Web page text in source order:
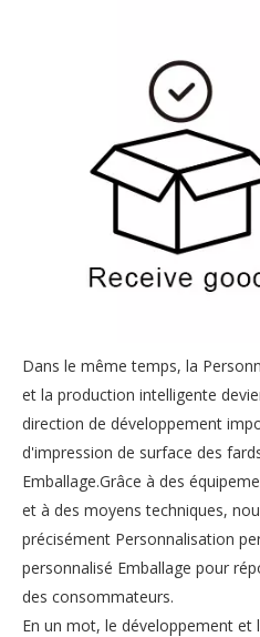
Dans le même temps, la
et la production intelligente
direction de développement
d'impression de surface des
Emballage.Grâce à des
et à des moyens techniques,
précisément Personnalisation
personnalisé Emballage pour
des consommateurs.
En un mot, le développement